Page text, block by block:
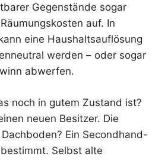
Gegenstände sogar
auf. In
eine Haushaltsauflösung
werden – oder sogar
abwerfen.
noch in gutem Zustand ist?
neuen Besitzer. Die
Ein Secondhand-
Selbst alte